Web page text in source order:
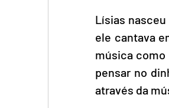
Lísias
ele cantava
música como
pensar no
através da